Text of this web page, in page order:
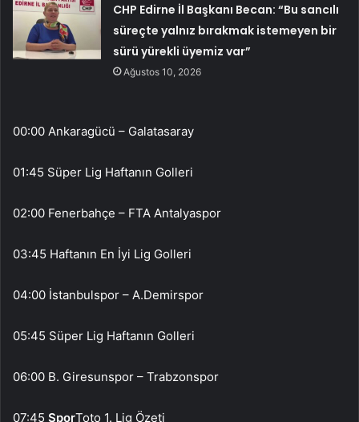
CHP Edirne İl Başkanı Becan: “Bu sancılı
süreçte yalnız bırakmak istemeyen bir
sürü yürekli üyemiz var”
Ağustos 10, 2026
00:00 Ankaragücü – Galatasaray
01:45 Süper Lig Haftanın Golleri
02:00 Fenerbahçe – FTA Antalyaspor
03:45 Haftanın En İyi Lig Golleri
04:00 İstanbulspor – A.Demirspor
05:45 Süper Lig Haftanın Golleri
06:00 B. Giresunspor – Trabzonspor
07:45 SporToto 1. Lig Özeti